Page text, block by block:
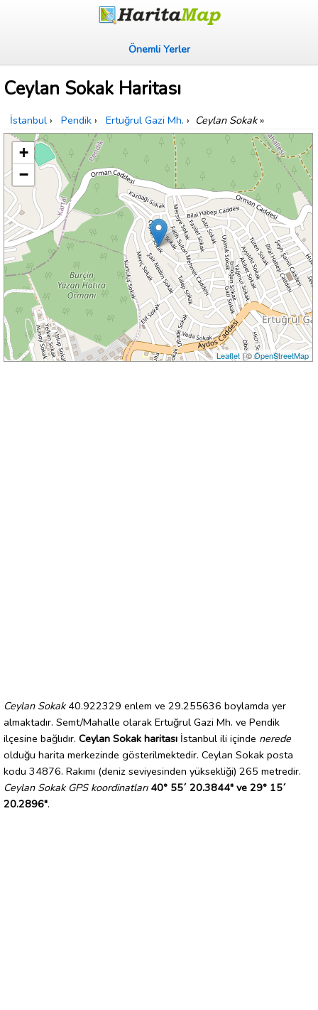
Önemli Yerler
Ceylan Sokak Haritası
İstanbul › Pendik › Ertuğrul Gazi Mh. › Ceylan Sokak»
+
−
Leaflet| ©OpenStreetMap
Ceylan Sokak40.922329 enlem ve 29.255636 boylamda yer
almaktadır. Semt/Mahalle olarak Ertuğrul Gazi Mh. ve Pendik
ilçesine bağlıdır. Ceylan Sokak haritası İstanbul ili içinde nerede
olduğu harita merkezinde gösterilmektedir. Ceylan Sokak posta
kodu 34876. Rakımı (deniz seviyesinden yüksekliği) 265 metredir.
Ceylan Sokak GPS koordinatları 40° 55´ 20.3844" ve 29° 15´
20.2896".